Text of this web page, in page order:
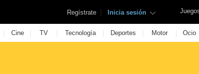
Regístrate | Inicia sesión
| Cine | TV | Tecnología | Deportes | Motor | Ocio